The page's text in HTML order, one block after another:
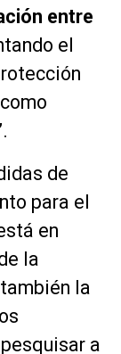
entre
el
de
para el
en
la
la
a